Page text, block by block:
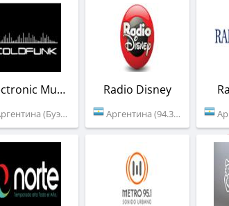
Electronic Music
(Буэнос-Айрес)
Radio Disney
Аргентина (94.3 FM)